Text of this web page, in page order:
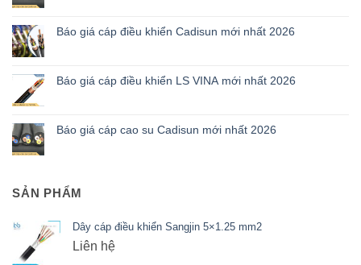
Báo giá cáp điều khiển Cadisun mới nhất 2026
Báo giá cáp điều khiển LS VINA mới nhất 2026
Báo giá cáp cao su Cadisun mới nhất 2026
SẢN PHẨM
Dây cáp điều khiển Sangjin 5×1.25 mm2
Liên hệ